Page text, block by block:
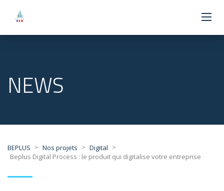
NEWS
BEPLUS > Nos projets > Digital >
Beplus Digital Process : le produit qui digitalise votre entreprise